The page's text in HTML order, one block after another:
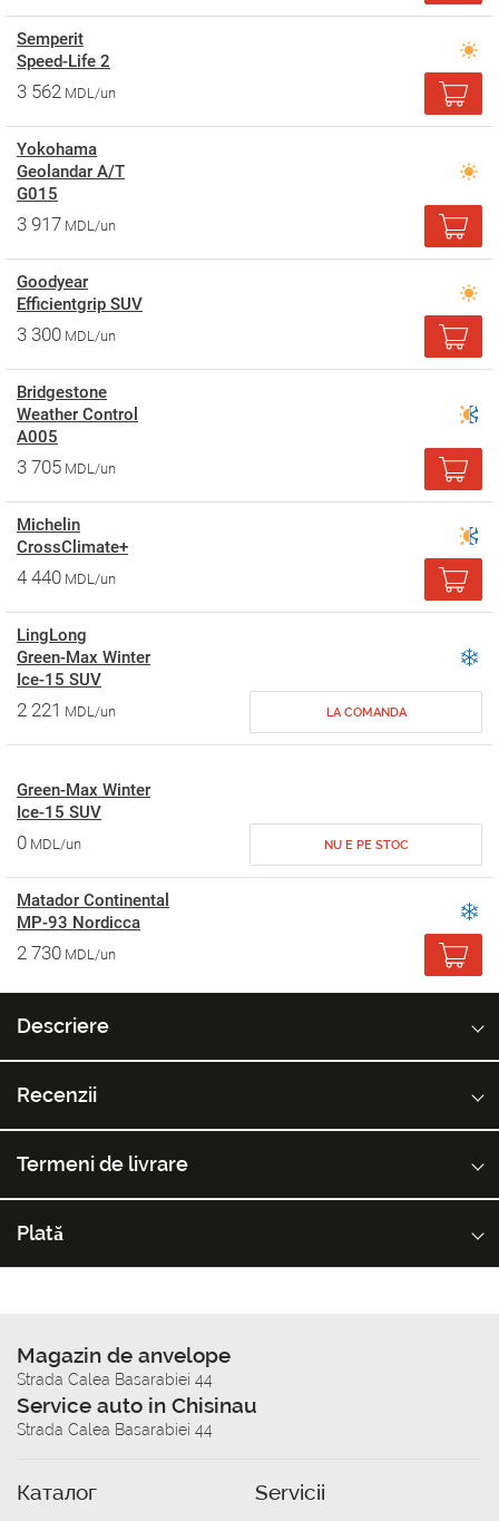
Semperit
Speed-Life 2
3 562 MDL/un
Yokohama
Geolandar A/T
G015
3 917 MDL/un
Goodyear
Efficientgrip SUV
3 300 MDL/un
Bridgestone
Weather Control
A005
3 705 MDL/un
Michelin
CrossClimate+
4 440 MDL/un
LingLong
Green-Max Winter
Ice-15 SUV
2 221 MDL/un LA COMANDA
Green-Max Winter
Ice-15 SUV
0 MDL/un NU E PE STOC
Matador Continental
MP-93 Nordicca
2 730 MDL/un
Descriere
Recenzii
Termeni de livrare
Plată
Magazin de anvelope
Strada Calea Basarabiei 44
Service auto in Chisinau
Strada Calea Basarabiei 44
Каталог Servicii